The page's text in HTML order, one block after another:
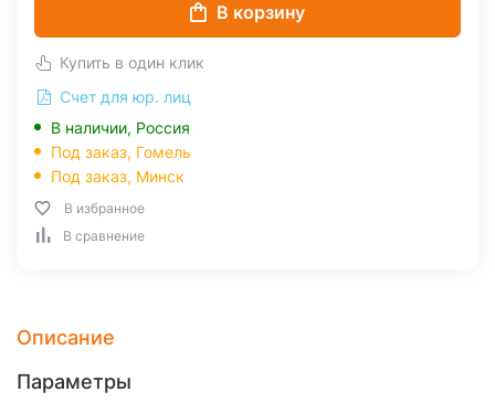
В корзину
Купить в один клик
Счет для юр. лиц
В наличии, Россия
Под заказ, Гомель
Под заказ, Минск
В избранное
В сравнение
Описание
Параметры